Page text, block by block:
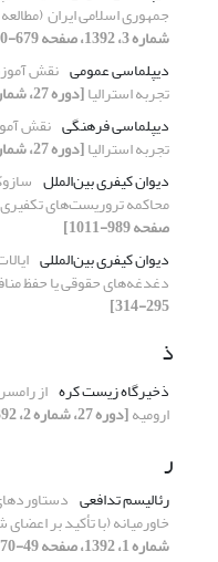
‏جمهوری اسلامی ایران
شماره 3، 1392، صفحه 679-700]
دیپلماسی عمومی نقش
تجربه استرالیا[دوره 27، شماره 4، 1392، صفحه 1037-1064]
دیپلماسی فرهنگی نقش
تجربه استرالیا[دوره 27، شماره 4، 1392، صفحه 1037-1064]
دیوان کیفری بین‌الملل
محاکمه تروریست‌های
صفحه 989-1011]
دیوان کیفری بین‌المللی
‏دغدغه‌های حقوقی یا حفظ
295-314]
ذ
ذخیرگاه زیست کره از
ارومیه[دوره 27، شماره 2، 1392، صفحه 389-410]
ر
رئالیسم تدافعی
خاورمیانه ‏‏(با تأکید بر
شماره 1، 1392، صفحه 49-70]